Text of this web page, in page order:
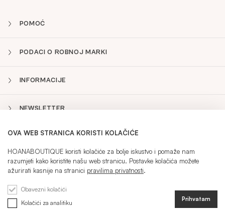
Sidebar
TRENUTNI JEZIK:HR
REGISTRACIJA
POMOĆ
PODACI O ROBNOJ MARKI
INFORMACIJE
NEWSLETTER
OVA WEB STRANICA KORISTI KOLAČIĆE
HOANABOUTIQUE koristi kolačiće za bolje iskustvo i pomaže nam
razumjeti kako koristite našu web stranicu. Postavke kolačića možete
ažurirati kasnije na stranici pravilima privatnosti.
Obavezni kolačići
Kolačići za analitiku
Prihvatam